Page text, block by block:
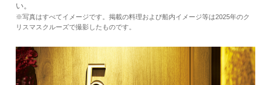
い。
※写真はすべてイメージです。掲載の料理および船内イメージ等は2025年のク
リスマスクルーズで撮影したものです。